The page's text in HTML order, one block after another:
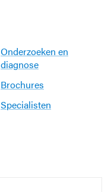
Onderzoeken en
diagnose
Brochures
Specialisten